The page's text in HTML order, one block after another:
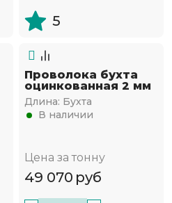
5
Проволока бухта
оцинкованная 2 мм
Длина: Бухта
В наличии
Цена за тонну
49 070 руб